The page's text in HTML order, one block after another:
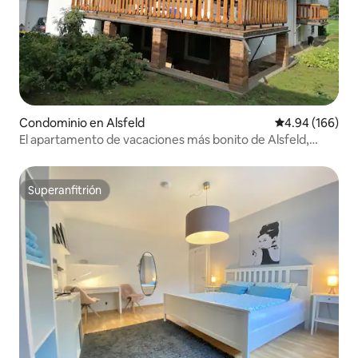
Condominio en Alsfeld Calificación
4.94 (166)
El apartamento de vacaciones más bonito de Alsfeld,
Superanfitrión
Superanfitrión